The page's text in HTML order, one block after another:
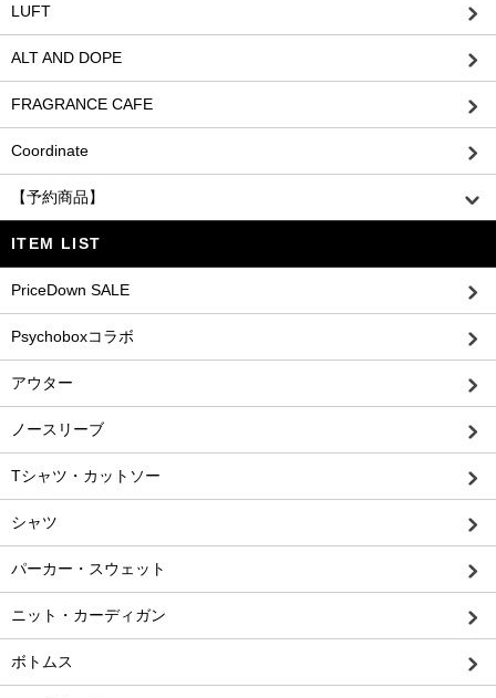
LUFT
ALT AND DOPE
FRAGRANCE CAFE
Coordinate
【予約商品】
ITEM LIST
PriceDown SALE
Psychoboxコラボ
アウター
ノースリーブ
Tシャツ・カットソー
シャツ
パーカー・スウェット
ニット・カーディガン
ボトムス